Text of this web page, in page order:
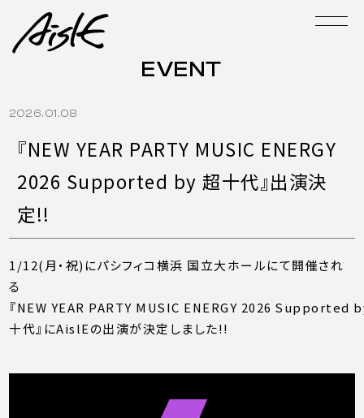
EVENT
2026.01.08
『NEW YEAR PARTY MUSIC ENERGY
2026 Supported by 超十代』出演決
定!!
1/12(月・祝)にパシフィコ横浜 国立大ホールにて開催され
る
『NEW YEAR PARTY MUSIC ENERGY 2026 Supported
十代』にAislEの出演が決定しました!!